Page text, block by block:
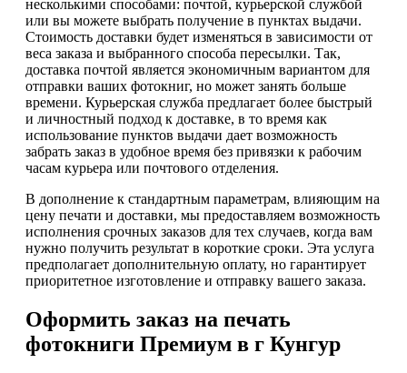
несколькими способами: почтой, курьерской службой
или вы можете выбрать получение в пунктах выдачи.
Стоимость доставки будет изменяться в зависимости от
веса заказа и выбранного способа пересылки. Так,
доставка почтой является экономичным вариантом для
отправки ваших фотокниг, но может занять больше
времени. Курьерская служба предлагает более быстрый
и личностный подход к доставке, в то время как
использование пунктов выдачи дает возможность
забрать заказ в удобное время без привязки к рабочим
часам курьера или почтового отделения.
В дополнение к стандартным параметрам, влияющим на
цену печати и доставки, мы предоставляем возможность
исполнения срочных заказов для тех случаев, когда вам
нужно получить результат в короткие сроки. Эта услуга
предполагает дополнительную оплату, но гарантирует
приоритетное изготовление и отправку вашего заказа.
Оформить заказ на печать
фотокниги Премиум в г Кунгур